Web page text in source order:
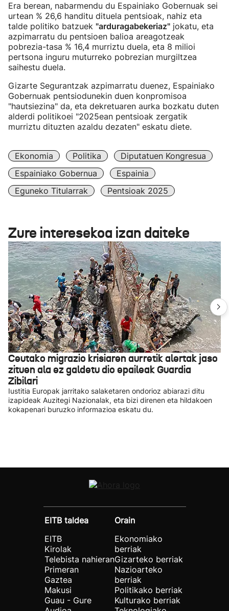
Era berean, nabarmendu du Espainiako Gobernuak sei
urtean % 26,6 handitu dituela pentsioak, nahiz eta
talde politiko batzuek "arduragabekeriaz" jokatu, eta
azpimarratu du pentsioen balioa areagotzeak
pobrezia-tasa % 16,4 murriztu duela, eta 8 milioi
pertsona inguru muturreko pobrezian murgiltzea
saihestu duela.
Gizarte Segurantzak azpimarratu duenez, Espainiako
Gobernuak pentsiodunekin duen konpromisoa
"hautsiezina" da, eta dekretuaren aurka bozkatu duten
alderdi politikoei "2025ean pentsioak zergatik
murriztu dituzten azaldu dezaten" eskatu diete.
Ekonomia Politika
Diputatuen Kongresua
Espainiako Gobernua
Espainia
Eguneko Titularrak
Pentsioak 2025
Zure interesekoa izan daiteke
Ceutako migrazio krisiaren aurretik alertak jaso
zituen ala ez galdetu dio epaileak Guardia
Zibilari
Iustitia Europak jarritako salaketaren ondorioz abiarazi ditu
izapideak Auzitegi Nazionalak, eta bizi direnen eta hildakoen
kokapenari buruzko informazioa eskatu du.
EITB taldea
EITB
Kirolak
Telebista nahieran
Primeran
Gaztea
Makusi
Guau - Gure
Orain
Ekonomiako
berriak
Gizarteko berriak
Nazioarteko
berriak
Politikako berriak
Kulturako berriak